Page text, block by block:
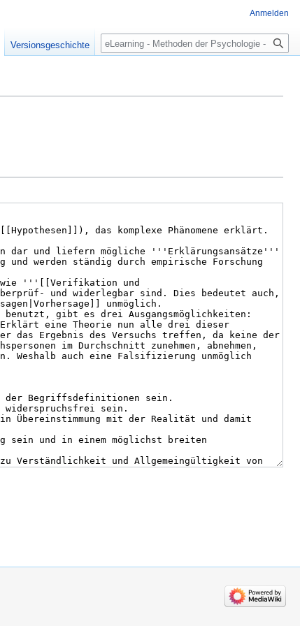
Anmelden
Versionsgeschichte Suche